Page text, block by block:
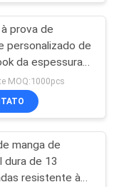
de
prova de
personalizado de
da espessura
Laptop Sleeve
MOQ:1000pcs
manga de
dura de 13
resistente à